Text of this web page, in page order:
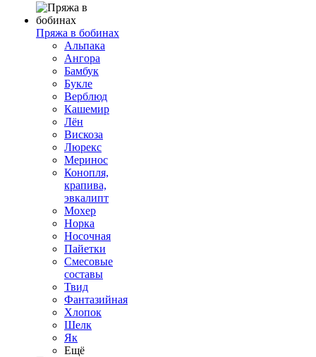
Пряжа в бобинах
Альпака
Ангора
Бамбук
Букле
Верблюд
Кашемир
Лён
Вискоза
Люрекс
Меринос
Конопля,
крапива,
эвкалипт
Мохер
Норка
Носочная
Пайетки
Смесовые
составы
Твид
Фантазийная
Хлопок
Шелк
Як
Ещё